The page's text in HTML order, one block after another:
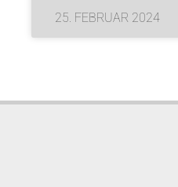
25. FEBRUAR 2024